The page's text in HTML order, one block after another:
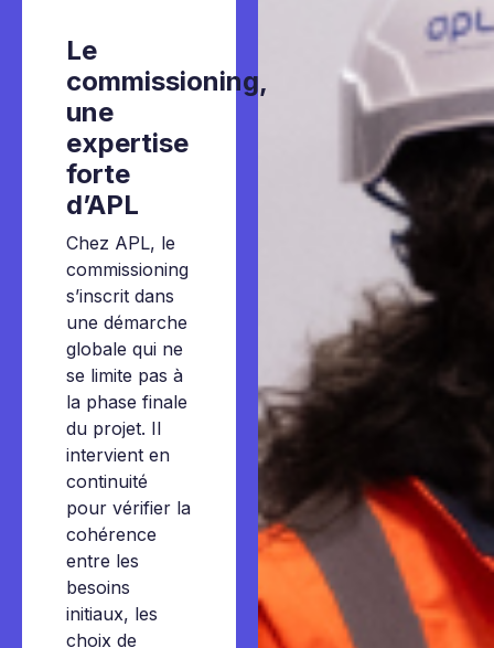
Le
commissioning,
une
expertise
forte
d’APL
Chez APL, le
commissioning
s’inscrit dans
une démarche
globale qui ne
se limite pas à
la phase finale
du projet. Il
intervient en
continuité
pour vérifier la
cohérence
entre les
besoins
initiaux, les
choix de